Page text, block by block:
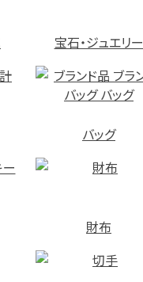
宝石・ジュエリー
バッグ
財布